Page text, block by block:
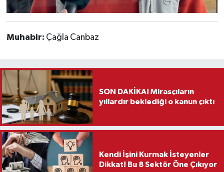
Muhabir: Çağla Canbaz
SON DAKİKA! Mirasçıların
yıllardır beklediği o kanun çıktı
Kendi İşini Kurmak İsteyenler
Dikkat! Bu 8 Sektör Öne Çıkıyor